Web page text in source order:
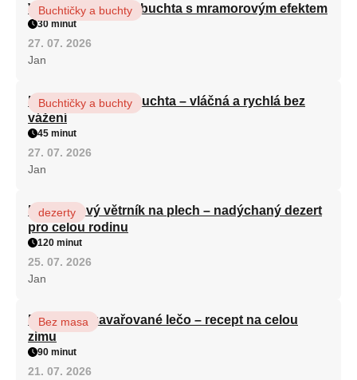
Vláčná olejová litá buchta s mramorovým efektem
Buchtičky a buchty
30 minut
27. 07. 2026
Jan
Hrnková maková buchta – vláčná a rychlá bez
vážení
Buchtičky a buchty
45 minut
27. 07. 2026
Jan
Karamelový větrník na plech – nadýchaný dezert
pro celou rodinu
dezerty
120 minut
25. 07. 2026
Jan
Babiččino zavařované lečo – recept na celou
zimu
Bez masa
90 minut
21. 07. 2026